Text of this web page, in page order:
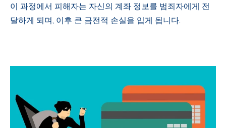
이 과정에서 피해자는 자신의 계좌 정보를 범죄자에게 전
달하게 되며, 이후 큰 금전적 손실을 입게 됩니다.